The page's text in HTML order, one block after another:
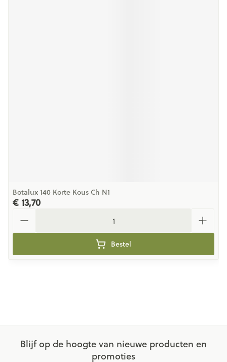
Botalux 140 Korte Kous Ch N1
€ 13,70
Bestel
Blijf op de hoogte van nieuwe producten en
promoties